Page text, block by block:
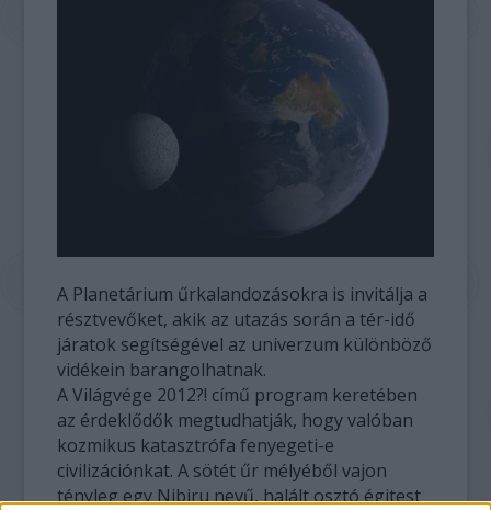
A Planetárium űrkalandozásokra is invitálja a
résztvevőket, akik az utazás során a tér-idő
járatok segítségével az univerzum különböző
vidékein barangolhatnak.
A Világvége 2012?! című program keretében
az érdeklődők megtudhatják, hogy valóban
kozmikus katasztrófa fenyegeti-e
civilizációnkat. A sötét űr mélyéből vajon
tényleg egy Nibiru nevű, halált osztó égitest